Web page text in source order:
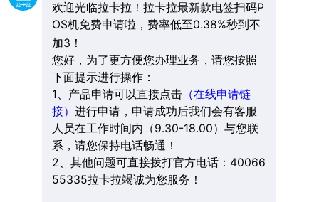
欢迎光临拉卡拉！拉卡拉最新款电签扫码P
OS机免费申请啦，费率低至0.38%秒到不
加3！
您好，为了更方便您办理业务，请您按照
下面提示进行操作：
1、产品申请可以直接点击（在线申请链
接） 进行申请，申请成功后我们会有客服
人员在工作时间内（9.30-18.00）与您联
系，请您保持电话畅通！
2、其他问题可直接拨打官方电话：40066
55335拉卡拉竭诚为您服务！